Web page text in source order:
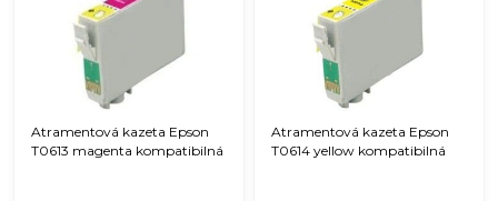
Atramentová kazeta Epson
T0613 magenta kompatibilná
Atramentová kazeta Epson
T0614 yellow kompatibilná